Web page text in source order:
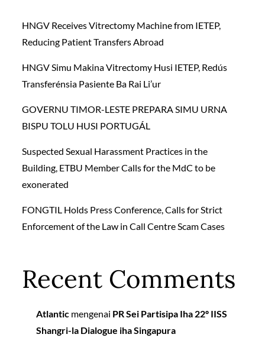
HNGV Receives Vitrectomy Machine from IETEP,
Reducing Patient Transfers Abroad
HNGV Simu Makina Vitrectomy Husi IETEP, Redús
Transferénsia Pasiente Ba Rai Li’ur
GOVERNU TIMOR-LESTE PREPARA SIMU URNA
BISPU TOLU HUSI PORTUGÁL
Suspected Sexual Harassment Practices in the
Building, ETBU Member Calls for the MdC to be
exonerated
FONGTIL Holds Press Conference, Calls for Strict
Enforcement of the Law in Call Centre Scam Cases
Recent Comments
Atlantic mengenai PR Sei Partisipa Iha 22º IISS
Shangri-la Dialogue iha Singapura